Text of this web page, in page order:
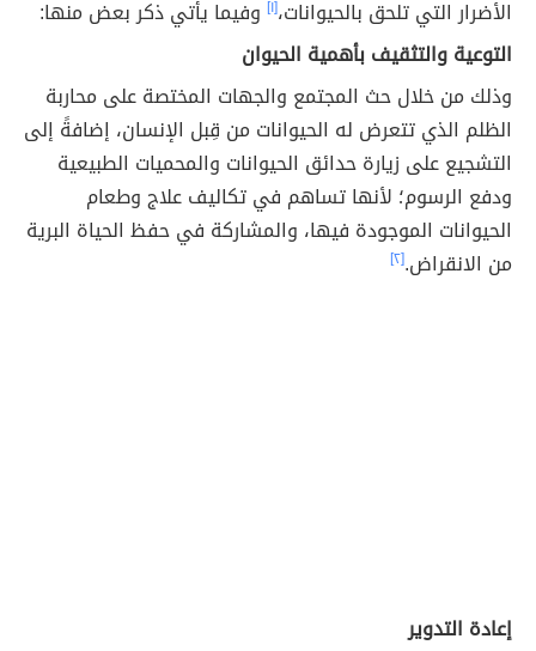
الأضرار التي تلحق بالحيوانات،[١] وفيما يأتي ذكر بعض منها:
التوعية والتثقيف بأهمية الحيوان
وذلك من خلال حث المجتمع والجهات المختصة على محاربة
الظلم الذي تتعرض له الحيوانات من قِبل الإنسان، إضافةً إلى
التشجيع على زيارة حدائق الحيوانات والمحميات الطبيعية
ودفع الرسوم؛ لأنها تساهم في تكاليف علاج وطعام
الحيوانات الموجودة فيها، والمشاركة في حفظ الحياة البرية
من الانقراض.[٢]
إعادة التدوير